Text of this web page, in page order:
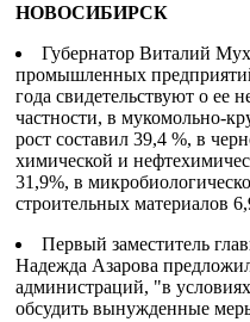
НОВОСИБИРСК
Губернатор Виталий
промышленных
года свидетельствуют о ее
частности, в мукомольно-
рост составил 39,4 %, в
химической и
31,9%, в
строительных материалов
Первый заместитель
Надежда Азарова
администраций, "в
обсудить вынужденные